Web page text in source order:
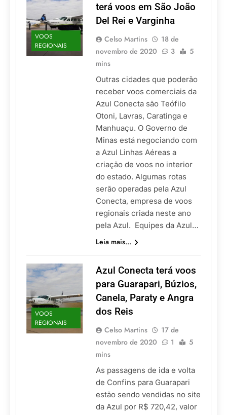
VOOS
REGIONAIS
terá voos em São João
Del Rei e Varginha
Celso Martins
18 de
novembro de 2020
3
5
mins
Outras cidades que poderão
receber voos comerciais da
Azul Conecta são Teófilo
Otoni, Lavras, Caratinga e
Manhuaçu. O Governo de
Minas está negociando com
a Azul Linhas Aéreas a
criação de voos no interior
do estado. Algumas rotas
serão operadas pela Azul
Conecta, empresa de voos
regionais criada neste ano
pela Azul. Equipes da Azul…
Leia mais...
VOOS
REGIONAIS
Azul Conecta terá voos
para Guarapari, Búzios,
Canela, Paraty e Angra
dos Reis
Celso Martins
17 de
novembro de 2020
1
5
mins
As passagens de ida e volta
de Confins para Guarapari
estão sendo vendidas no site
da Azul por R$ 720,42, valor